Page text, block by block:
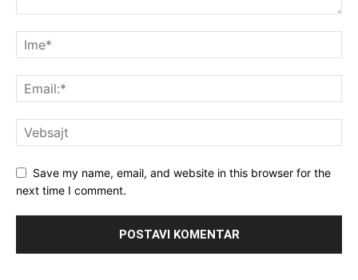
Save my name, email, and website in this browser for the
next time I comment.